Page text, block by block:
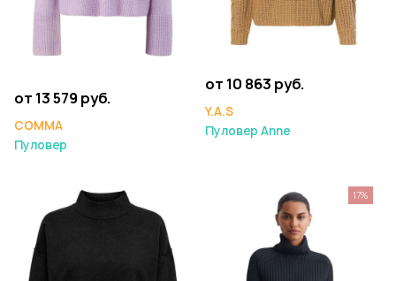
от 13 579 руб.
COMMA
Пуловер
от 10 863 руб.
Y.A.S
Пуловер Anne
17%